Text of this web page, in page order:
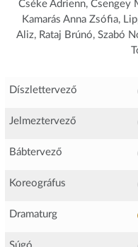
Cséke Adrienn, Csengey
Kamarás Anna Zsófia,
Aliz, Rataj Brúnó, Szabó
Díszlettervező
Jelmeztervező
Bábtervező
Koreográfus
Dramaturg